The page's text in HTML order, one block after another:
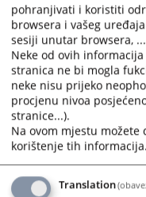
Taksa na tuzbu i
Uputa za placanje
sudske presude
Upute za placaje
Upute za placanje
Upute za
kopiranja dokaza
pohranjivati i koristiti
browsera i vašeg
sesiji unutar browsera,
Neke od ovih
stranica ne bi mogla
neke nisu prijeko
procjenu nivoa
stranice...).
Na ovom mjestu
korištenje tih informacija.
Translation